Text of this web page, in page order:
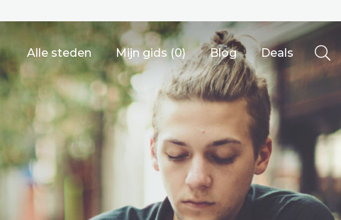
Alle steden Mijn gids (0) Blog Deals
Ålesund